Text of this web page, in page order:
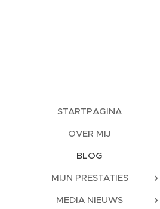
STARTPAGINA
OVER MIJ
BLOG
MIJN PRESTATIES
MEDIA NIEUWS